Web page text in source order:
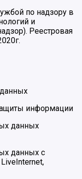
по надзору в
и
Реестровая
информации
данных
данных с